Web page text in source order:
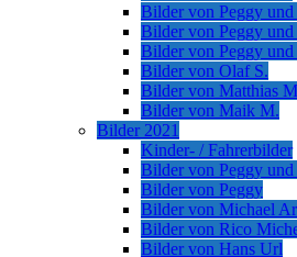
Bilder von Peggy und
Bilder von Peggy
Bilder von Peggy
Bilder von Olaf S.
Bilder von Matthias
Bilder von Maik M.
Bilder 2021
Kinder- / Fahrerbilder
Bilder von Peggy und
Bilder von Peggy
Bilder von Michael
Bilder von Rico
Bilder von Hans Url